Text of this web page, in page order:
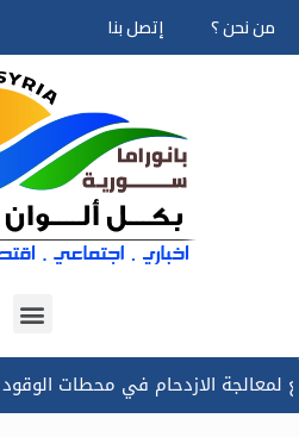
تخطى
من نحن ؟ إتصل بنا
الازدحام في محطات الوقود